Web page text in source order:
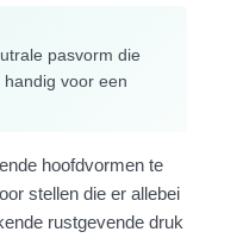
pasvorm die
voor een
hoofdvormen te
stellen die er allebei
rustgevende druk